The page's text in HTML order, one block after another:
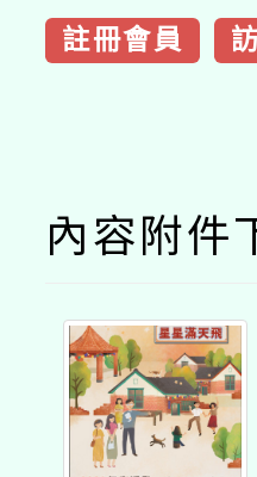
註冊會員
內容附件